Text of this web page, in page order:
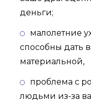
деньги;
малолетние
способны дать
материальной,
проблема с
людьми из-за